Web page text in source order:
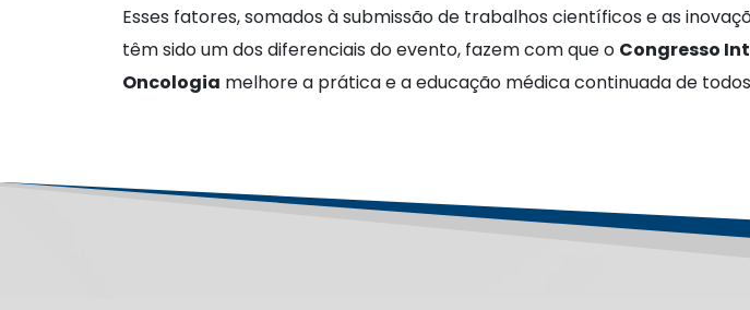
Esses fatores, somados à submissão de trabalhos científicos e as
têm sido um dos diferenciais do evento, fazem com que o Congresso
Oncologia melhore a prática e a educação médica continuada de